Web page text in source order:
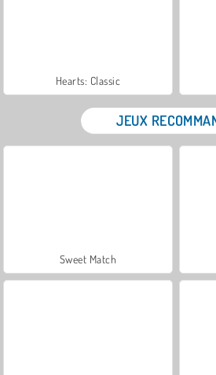
Hearts: Classic
JEUX
Sweet Match